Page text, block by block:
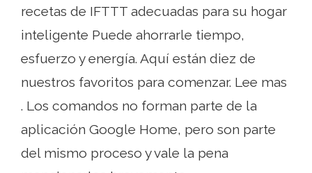
recetas de IFTTT adecuadas para su hogar
inteligente Puede ahorrarle tiempo,
esfuerzo y energía. Aquí están diez de
nuestros favoritos para comenzar. Lee mas
. Los comandos no forman parte de la
aplicación Google Home, pero son parte
del mismo proceso y vale la pena